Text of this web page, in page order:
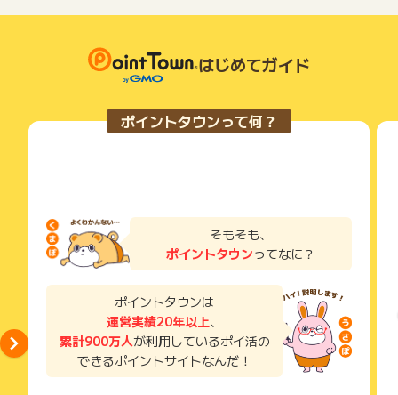
※申込みされていない方
ご利用から半年以上経過している場合、ポイントに関する調査
を承ることができません。
あらかじめご了承ください。
※ポイントに関するお問い合わせは、ポイントタウンのサポート
下記の事項に該当する場合、広告主側で対象外とみなし、「獲
・同一端末や同一世帯で、繰り返し利用不可のサービス・お買
い物を複数回ご利用された場合
・他のポイントサイトや比較サイト、検索サイトなどを経由し
ご利用前には、Cookieの削除をおこなっていただくことを推奨
します。
読みください。
お申し込みやお買い物後、利用したサイトから送られる購入完
獲得待ち・獲得失敗の状態でお問い合わせされる際に、該当の
メールを送っていただく場合がございます。
そのため、紛失・破棄された場合は対応いたしかねますので、
ご注意ください。
各サービス・お買い物の獲得ポイントや獲得条件、キャンペー
ン期間が予告なしに変更される場合がございますが、ご利用さ
条件を達成しているかどうかは各広告主ではなく、代理店が行
っているため、広告主はポイントに関する詳細を把握しており
広告に遷移しない場合は掲載が終了となっておりポイントが獲
得できませんので、ご注意くださいませ。
ご利用から半年以上経過している場合、ポイントに関する調査
を承ることができません。
あらかじめご了承ください。
はじめてガイド
ポイントタウンって何？
そもそも、
ポイントタウンってなに？
ポイントタウンは
運営実績20年以上、
累計900万人が利用しているポイ活の
できるポイントサイトなんだ！